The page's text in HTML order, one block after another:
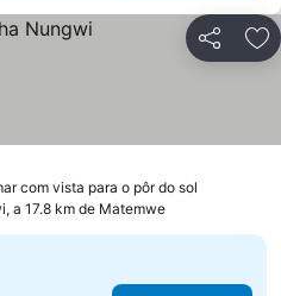
Partilhar
com vista para o pôr do sol
a 17.8 km de Matemwe